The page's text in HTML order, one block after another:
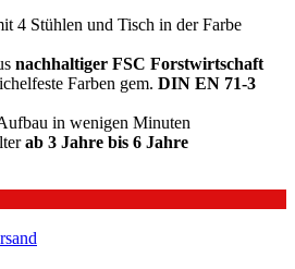
4 Stühlen und Tisch in der Farbe
nachhaltiger FSC Forstwirtschaft
Farben gem. DIN EN 71-3
in wenigen Minuten
ab 3 Jahre bis 6 Jahre